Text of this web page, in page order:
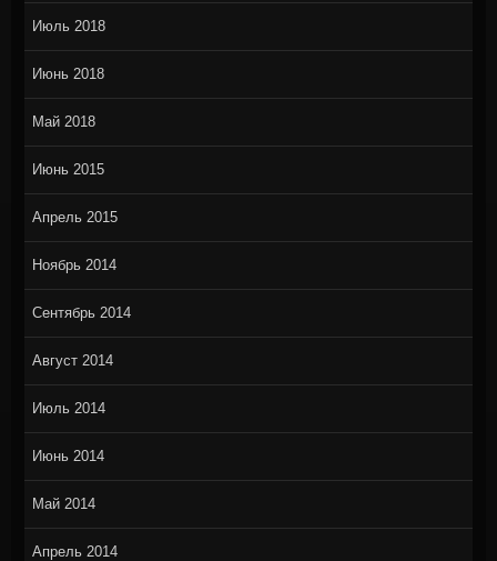
Июль 2018
Июнь 2018
Май 2018
Июнь 2015
Апрель 2015
Ноябрь 2014
Сентябрь 2014
Август 2014
Июль 2014
Июнь 2014
Май 2014
Апрель 2014